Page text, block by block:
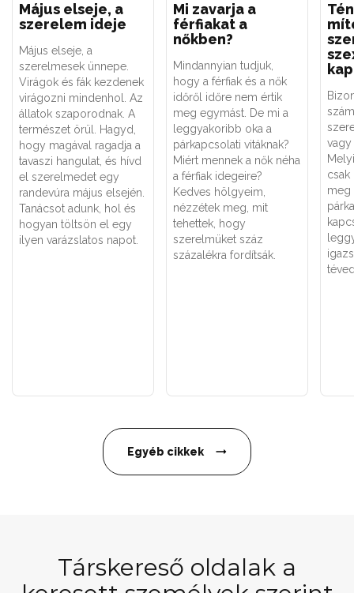
Május elseje, a
szerelem ideje
Május elseje, a
szerelmesek ünnepe.
Virágok és fák kezdenek
virágozni mindenhol. Az
állatok szaporodnak. A
természet örül. Hagyd,
hogy magával ragadja a
tavaszi hangulat, és hívd
el szerelmedet egy
randevúra május elsején.
Tanácsot adunk, hol és
hogyan töltsön el egy
ilyen varázslatos napot.
Mi zavarja a
férfiakat a
nőkben?
Mindannyian tudjuk,
hogy a férfiak és a nők
időről időre nem értik
meg egymást. De mi a
leggyakoribb oka a
párkapcsolati vitáknak?
Miért mennek a nők néha
a férfiak idegeire?
Kedves hölgyeim,
nézzétek meg, mit
tehettek, hogy
szerelmüket száz
százalékra fordítsák.
vagy
csak
meg
Egyéb cikkek
Társkereső oldalak a